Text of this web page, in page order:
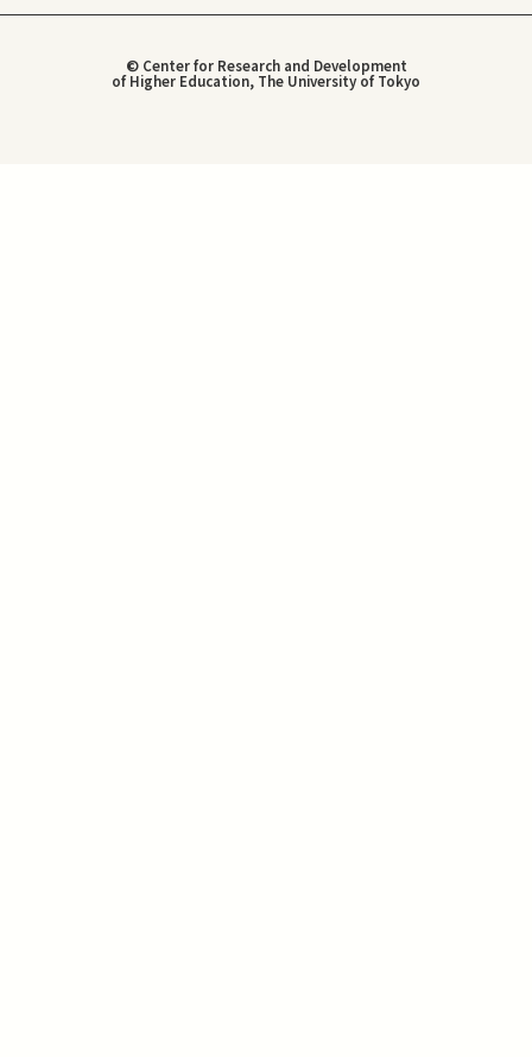
© Center for Research and Development
of Higher Education, The University of Tokyo